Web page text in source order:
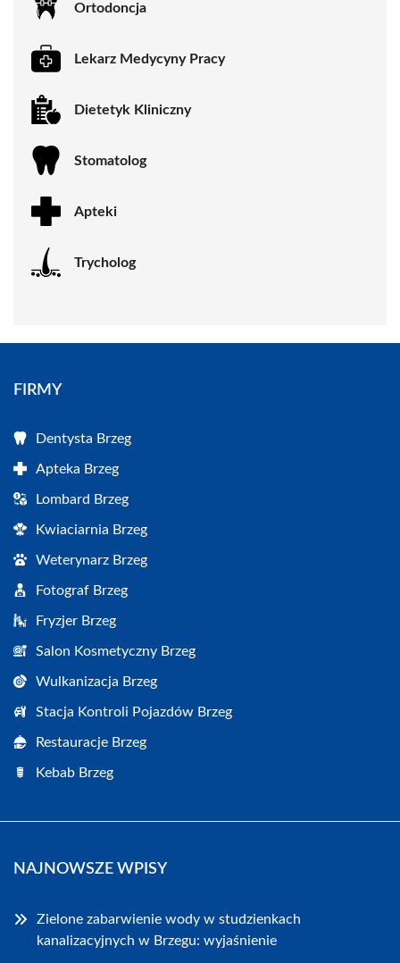
Ortodoncja
Lekarz Medycyny Pracy
Dietetyk Kliniczny
Stomatolog
Apteki
Trycholog
FIRMY
Dentysta Brzeg
Apteka Brzeg
Lombard Brzeg
Kwiaciarnia Brzeg
Weterynarz Brzeg
Fotograf Brzeg
Fryzjer Brzeg
Salon Kosmetyczny Brzeg
Wulkanizacja Brzeg
Stacja Kontroli Pojazdów Brzeg
Restauracje Brzeg
Kebab Brzeg
NAJNOWSZE WPISY
Zielone zabarwienie wody w studzienkach
kanalizacyjnych w Brzegu: wyjaśnienie